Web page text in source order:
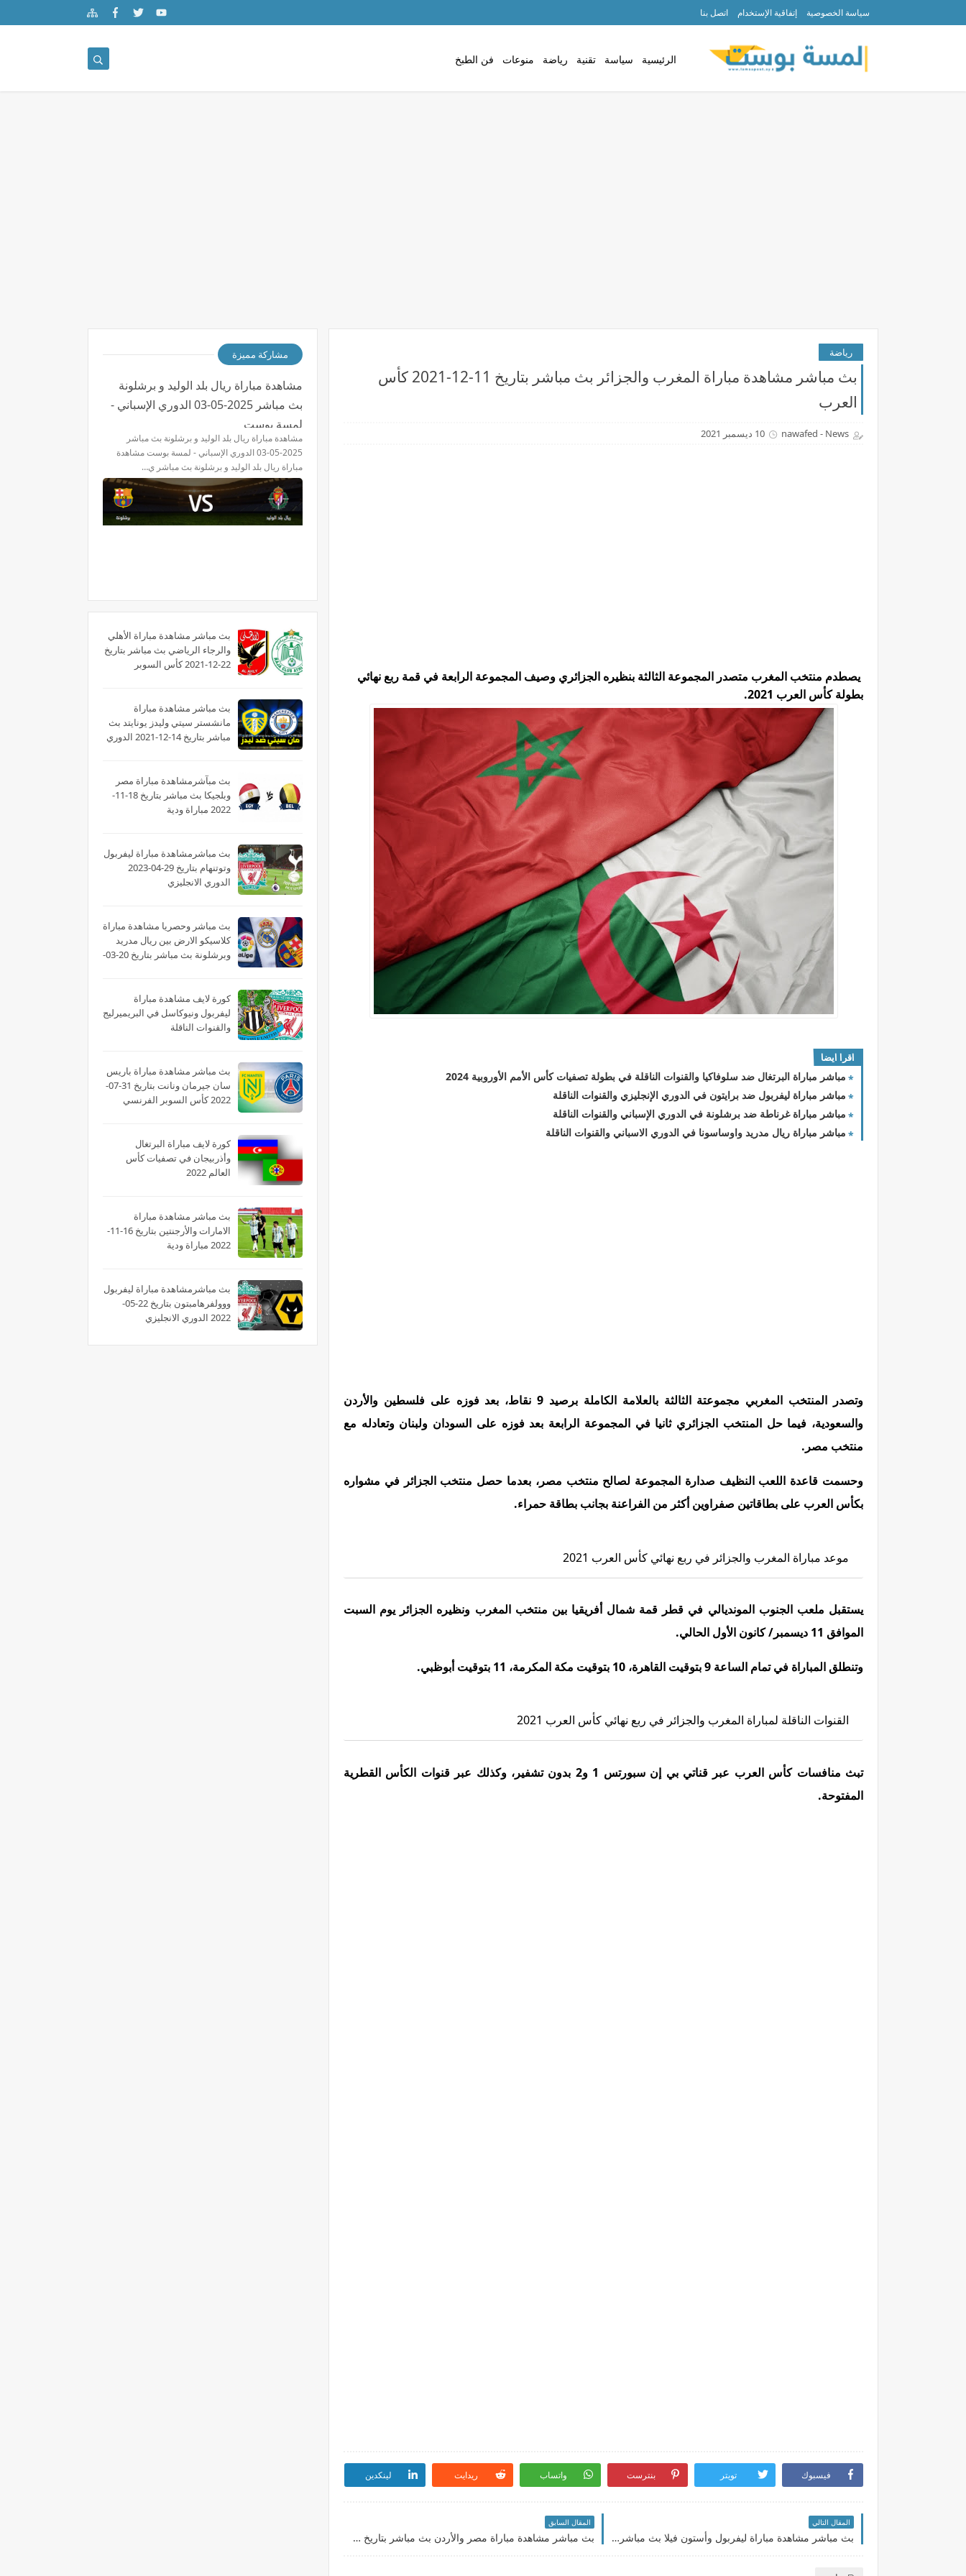
سياسة الخصوصية إتفاقية الإستخدام اتصل بنا
الرئيسية سياسة تقنية رياضة منوعات فن الطبخ
رياضة
بث مباشر مشاهدة مباراة المغرب والجزائر بث مباشر بتاريخ 11-12-2021 كأس
العرب
nawafed - News 10 ديسمبر 2021
يصطدم منتخب المغرب متصدر المجموعة الثالثة بنظيره الجزائري وصيف المجموعة الرابعة في قمة ربع نهائي
بطولة كأس العرب 2021.
اقرا ايضا
مباشر مباراة البرتغال ضد سلوفاكيا والقنوات الناقلة في بطولة تصفيات كأس الأمم الأوروبية 2024
مباشر مباراة ليفربول ضد برايتون في الدوري الإنجليزي والقنوات الناقلة
مباشر مباراة غرناطة ضد برشلونة في الدوري الإسباني والقنوات الناقلة
مباشر مباراة ريال مدريد واوساسونا في الدوري الاسباني والقنوات الناقلة
وتصدر المنتخب المغربي مجموعتة الثالثة بالعلامة الكاملة برصيد 9 نقاط، بعد فوزه على فلسطين والأردن
والسعودية، فيما حل المنتخب الجزائري ثانيا في المجموعة الرابعة بعد فوزه على السودان ولبنان وتعادله مع
منتخب مصر.
وحسمت قاعدة اللعب النظيف صدارة المجموعة لصالح منتخب مصر، بعدما حصل منتخب الجزائر في مشواره
بكأس العرب على بطاقاتين صفراوين أكثر من الفراعنة بجانب بطاقة حمراء.
موعد مباراة المغرب والجزائر في ربع نهائي كأس العرب 2021
يستقبل ملعب الجنوب المونديالي في قطر قمة شمال أفريقيا بين منتخب المغرب ونظيره الجزائر يوم السبت
الموافق 11 ديسمبر/ كانون الأول الحالي.
وتنطلق المباراة في تمام الساعة 9 بتوقيت القاهرة، 10 بتوقيت مكة المكرمة، 11 بتوقيت أبوظبي.
القنوات الناقلة لمباراة المغرب والجزائر في ربع نهائي كأس العرب 2021
تبث منافسات كأس العرب عبر قناتي بي إن سبورتس 1 و2 بدون تشفير، وكذلك عبر قنوات الكأس القطرية
المفتوحة.
فيسبوك تويتر بنترست واتساب ريدايت لينكدين
المقال التالي
بث مباشر مشاهدة مباراة ليفربول وأستون فيلا بث مباشر بتاريخ 11-12-2021 الدوري الانجليزي
المقال السابق
بث مباشر مشاهدة مباراة مصر والأردن بث مباشر بتاريخ 11-12-2021 كأس العرب
مشاركة مميزة
مشاهدة مباراة ريال بلد الوليد و برشلونة
بث مباشر 2025-05-03 الدوري الإسباني -
لمسة بوست
مشاهدة مباراة ريال بلد الوليد و برشلونة بث مباشر
2025-05-03 الدوري الإسباني - لمسة بوست مشاهدة
مباراة ريال بلد الوليد و برشلونة بث مباشر ي…
بث مباشر مشاهدة مباراة الأهلي
والرجاء الرياضي بث مباشر بتاريخ
22-12-2021 كأس السوبر
بث مباشر مشاهدة مباراة
مانشستر سيتي وليدز يونايتد بث
مباشر بتاريخ 14-12-2021 الدوري
بث مبآشرمشاهدة مباراة مصر
وبلجيكا بث مباشر بتاريخ 18-11-
2022 مباراة ودية
بث مباشرمشاهدة مباراة ليفربول
وتوتنهام بتاريخ 29-04-2023
الدوري الانجليزي
بث مباشر وحصريا مشاهدة مباراة
كلاسيكو الارض بين ريال مدريد
وبرشلونة بث مباشر بتاريخ 20-03-
كورة لايف مشاهدة مباراة
ليفربول ونيوكاسل في البريميرليج
والقنوات الناقلة
بث مباشر مشاهدة مباراة باريس
سان جيرمان ونانت بتاريخ 31-07-
2022 كأس السوبر الفرنسي
كورة لايف مباراة البرتغال
وأذربيجان في تصفيات كأس
العالم 2022
بث مباشر مشاهدة مباراة
الامارات والأرجنتين بتاريخ 16-11-
2022 مباراة ودية
بث مباشرمشاهدة مباراة ليفربول
ووولفرهامبتون بتاريخ 22-05-
2022 الدوري الانجليزي